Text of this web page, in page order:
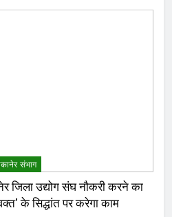
संभाग
जिला उद्योग संघ नौकरी करने का
के सिद्धांत पर करेगा काम